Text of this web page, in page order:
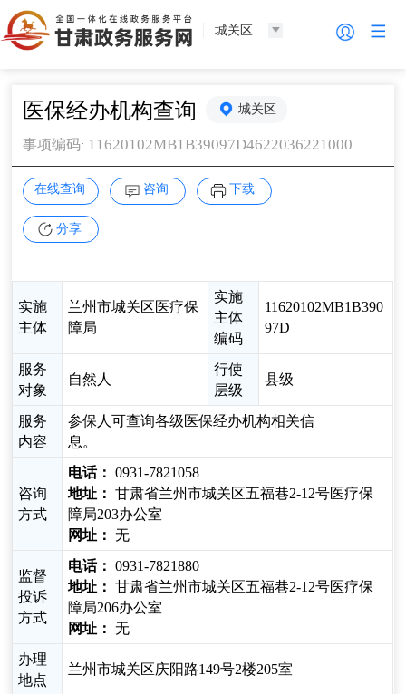
城关区
医保经办机构查询 城关区
事项编码: 11620102MB1B39097D4622036221000
在线查询 咨询 下载
分享
实施
主体
兰州市城关区医疗保
障局
实施
主体
编码
11620102MB1B390
97D
服务
对象
自然人
行使
层级
县级
服务
内容
参保人可查询各级医保经办机构相关信
息。
咨询
方式
电话： 0931-7821058
地址： 甘肃省兰州市城关区五福巷2-12号医疗保
障局203办公室
网址： 无
监督
投诉
方式
电话： 0931-7821880
地址： 甘肃省兰州市城关区五福巷2-12号医疗保
障局206办公室
网址： 无
办理
地点
兰州市城关区庆阳路149号2楼205室